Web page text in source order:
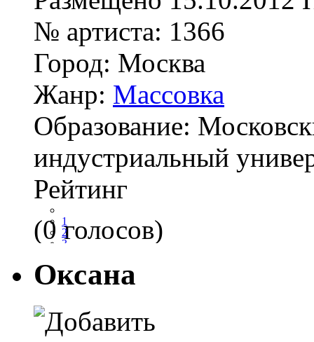
№ артиста: 1366
Город: Москва
Жанр: Массовка
Образование:
индустриальный
Рейтинг
1
2
3
(0 голосов)
Оксана